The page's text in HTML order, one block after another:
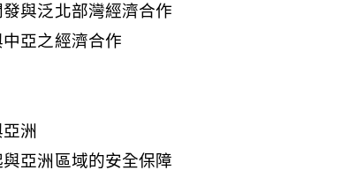
與泛北部灣經濟合作
亞之經濟合作
洲
亞洲區域的安全保障